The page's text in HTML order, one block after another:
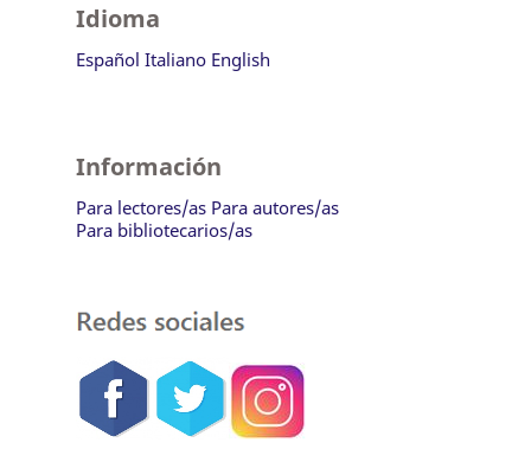
Idioma
Español Italiano English
Información
Para lectores/as Para autores/as
Para bibliotecarios/as